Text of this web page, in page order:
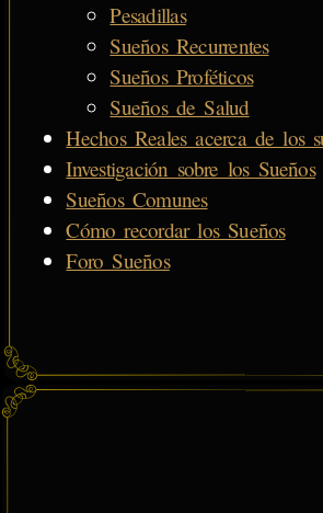
Pesadillas
Sueños Recurrentes
Sueños Proféticos
Sueños de Salud
Hechos Reales acerca de los
Investigación sobre los Sueños
Sueños Comunes
Cómo recordar los Sueños
Foro Sueños